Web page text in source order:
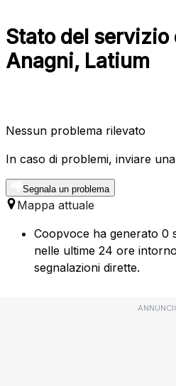
Stato del servizio
Anagni, Latium
Nessun problema rilevato
In caso di problemi, inviare
Segnala un problema
Mappa attuale
Coopvoce ha generato 0
nelle ultime 24 ore
segnalazioni dirette.